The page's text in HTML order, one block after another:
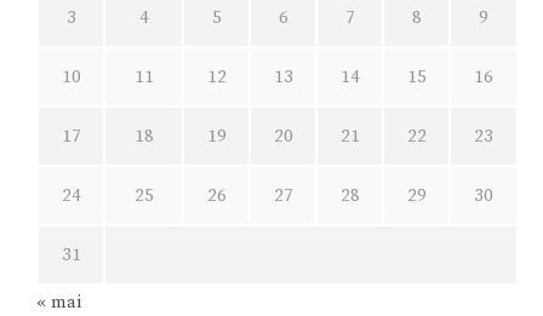
3 4 5 6 7 8 9
10 11 12 13 14 15 16
17 18 19 20 21 22 23
24 25 26 27 28 29 30
31
« mai